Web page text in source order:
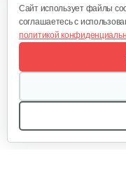
Cайт использует файлы
соглашаетесь с
политикой